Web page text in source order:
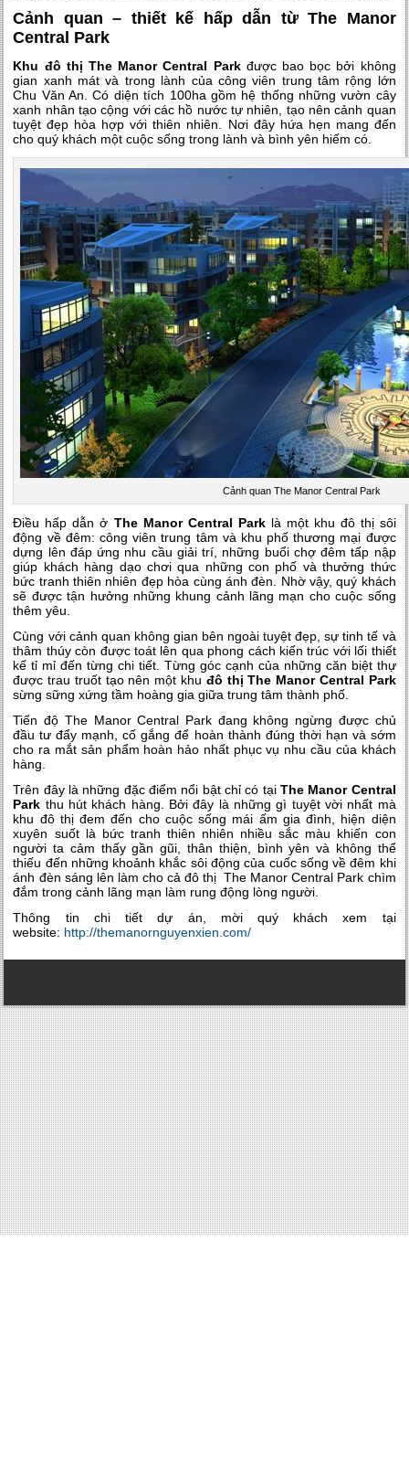
Cảnh quan – thiết kế hấp dẫn từ The Manor
Central Park
Khu đô thị The Manor Central Parkđược bao bọc bởi không
gian xanh mát và trong lành của công viên trung tâm rộng lớn
Chu Văn An. Có diện tích 100ha gồm hệ thống những vườn cây
xanh nhân tạo cộng với các hồ nước tự nhiên, tạo nên cảnh quan
tuyệt đẹp hòa hợp với thiên nhiên. Nơi đây hứa hẹn mang đến
cho quý khách một cuộc sống trong lành và bình yên hiếm có.
Cảnh quan The Manor Central Park
Điều hấp dẫn ở The Manor Central Parklà một khu đô thị sôi
động về đêm: công viên trung tâm và khu phố thương mại được
dựng lên đáp ứng nhu cầu giải trí, những buổi chợ đêm tấp nập
giúp khách hàng dạo chơi qua những con phố và thưởng thức
bức tranh thiên nhiên đẹp hòa cùng ánh đèn. Nhờ vậy, quý khách
sẽ được tận hưởng những khung cảnh lãng mạn cho cuộc sống
thêm yêu.
Cùng với cảnh quan không gian bên ngoài tuyệt đẹp, sự tinh tế và
thâm thúy còn được toát lên qua phong cách kiến trúc với lối thiết
kế tỉ mỉ đến từng chi tiết. Từng góc cạnh của những căn biệt thự
được trau truốt tạo nên một khu đô thị The Manor Central Park
sừng sững xứng tầm hoàng gia giữa trung tâm thành phố.
Tiến độ The Manor Central Park đang không ngừng được chủ
đầu tư đẩy mạnh, cố gắng để hoàn thành đúng thời hạn và sớm
cho ra mắt sản phẩm hoàn hảo nhất phục vụ nhu cầu của khách
hàng.
Trên đây là những đặc điểm nổi bật chỉ có tại The Manor Central
Park thu hút khách hàng. Bởi đây là những gì tuyệt vời nhất mà
khu đô thị đem đến cho cuộc sống mái ấm gia đình, hiện diện
xuyên suốt là bức tranh thiên nhiên nhiều sắc màu khiến con
người ta cảm thấy gần gũi, thân thiện, bình yên và không thể
thiếu đến những khoảnh khắc sôi động của cuốc sống về đêm khi
ánh đèn sáng lên làm cho cả đô thị The Manor Central Park chìm
đắm trong cảnh lãng mạn làm rung động lòng người.
Thông tin chi tiết dự án, mời quý khách xem tại
website: http://themanornguyenxien.com/